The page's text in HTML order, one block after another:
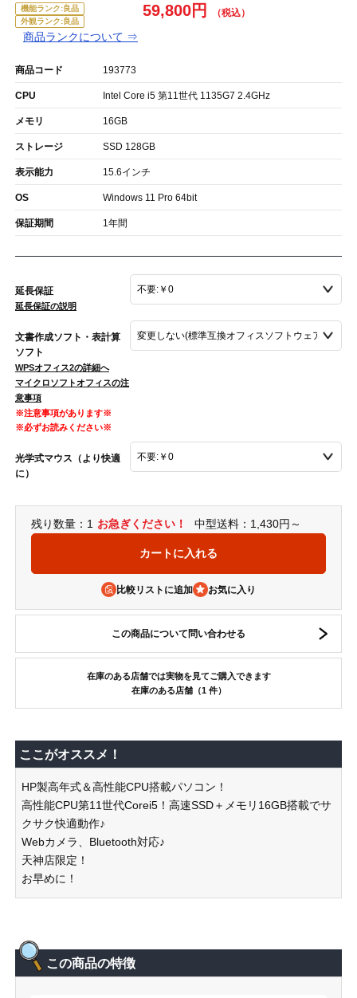
機能ランク:良品
外観ランク:良品
商品ランクについて ⇒
59,800円
商品コード 193773
CPU Intel Core i5 第11世代 1135G7 2.4GHz
メモリ 16GB
ストレージ SSD 128GB
表示能力 15.6インチ
OS Windows 11 Pro 64bit
保証期間 1年間
延長保証
延長保証の説明
文書作成ソフト・表計算
ソフト
WPSオフィス2の詳細へ
マイクロソフトオフィスの注
意事項
※注意事項があります※
※必ずお読みください※
光学式マウス（より快適
に）
残り数量：1 お急ぎください！ 中型送料：1,430円～
比較リストに追加
この商品について問い合わせる
在庫のある店舗では実物を見てご購入できます
在庫のある店舗（1 件）
ここがオススメ！
HP製高年式＆高性能CPU搭載パソコン！
高性能CPU第11世代Corei5！高速SSD＋メモリ16GB搭載でサ
クサク快適動作♪
Webカメラ、Bluetooth対応♪
天神店限定！
お早めに！
この商品の特徴